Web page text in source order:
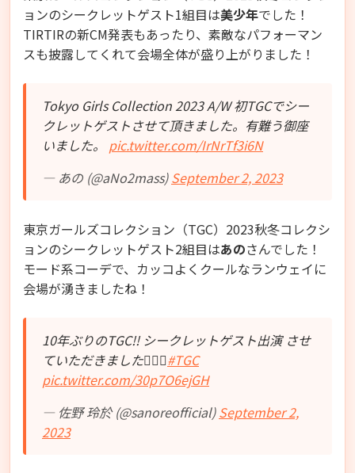
ョンのシークレットゲスト1組目は美少年でした！
TIRTIRの新CM発表もあったり、素敵なパフォーマン
スも披露してくれて会場全体が盛り上がりました！
Tokyo Girls Collection 2023 A/W 初TGCでシー
クレットゲストさせて頂きました。有難う御座
いました。 pic.twitter.com/IrNrTf3i6N
— あの (@aNo2mass)September 2, 2023
東京ガールズコレクション（TGC）2023秋冬コレクシ
ョンのシークレットゲスト2組目はあのさんでした！
モード系コーデで、カッコよくクールなランウェイに
会場が湧きましたね！
10年ぶりのTGC!! シークレットゲスト出演 させ
ていただきました🙇🏻‍♂️#TGC
pic.twitter.com/30p7O6ejGH
— 佐野 玲於 (@sanoreofficial)September 2,
2023